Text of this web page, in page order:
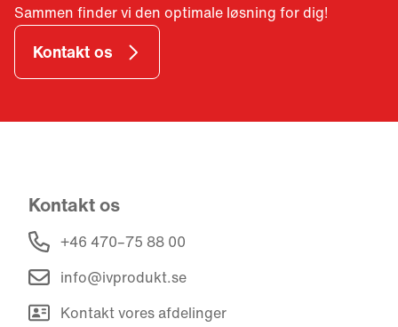
Sammen finder vi den optimale løsning for dig!
Kontakt os
Kontakt os
+46 470–75 88 00
info@ivprodukt.se
Kontakt vores afdelinger